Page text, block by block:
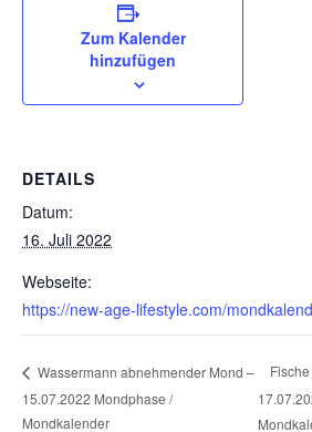
Zum Kalender
hinzufügen
DETAILS
Datum:
16. Juli 2022
Webseite:
https://new-age-lifestyle.com/
Wassermann abnehmender Mond –
15.07.2022 Mondphase /
Mondkalender